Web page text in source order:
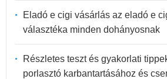
Eladó e cigi vásárlás az eladó e
választéka minden dohányosnak
Részletes teszt és gyakorlati
porlasztó karbantartásához és